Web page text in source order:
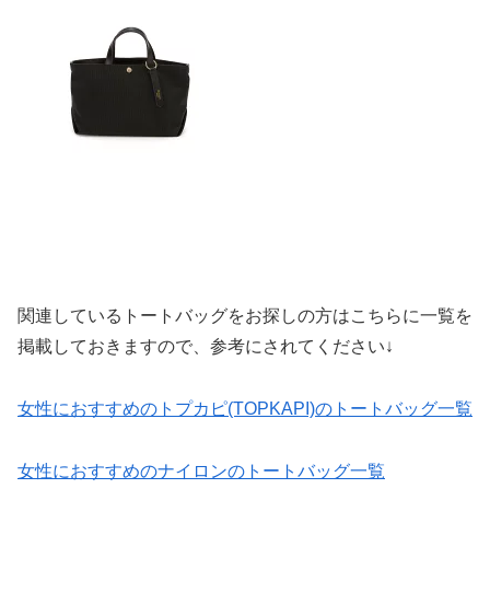
関連しているトートバッグをお探しの方はこちらに一覧を
掲載しておきますので、参考にされてください↓
女性におすすめのトプカピ(TOPKAPI)のトートバッグ一覧
女性におすすめのナイロンのトートバッグ一覧